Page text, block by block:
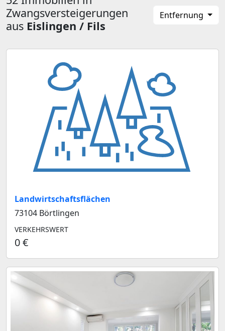
Zwangsversteigerungen
aus Eislingen / Fils
Entfernung
Landwirtschaftsflächen
73104 Börtlingen
VERKEHRSWERT
0 €